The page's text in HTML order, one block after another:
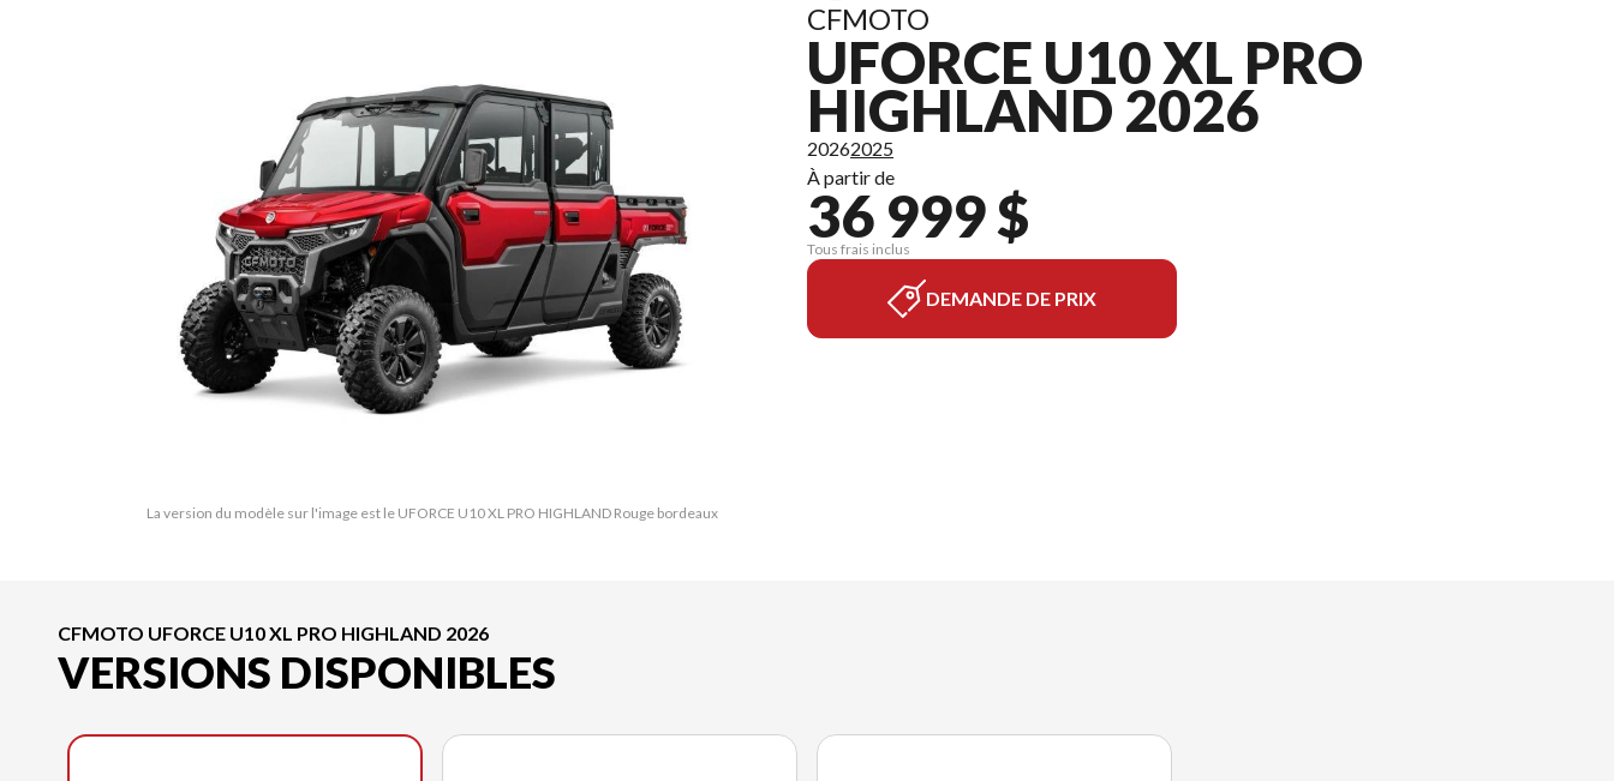
La version du modèle sur l'image est le UFORCE U10 XL PRO HIGHLAND Rouge bordeaux
CFMOTO
UFORCE U10 XL PRO
HIGHLAND 2026
20262025
À partir de
36 999 $
Tous frais inclus
DEMANDE DE PRIX
CFMOTO UFORCE U10 XL PRO HIGHLAND 2026
VERSIONS DISPONIBLES